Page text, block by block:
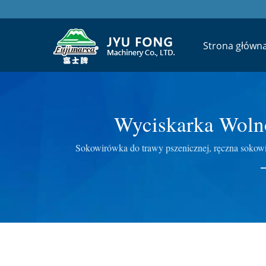
Strona
Wyciskarka
Doświadczenia W
Sokowirówka do trawy pszenicznej, ręczna
wykorzystujemy doskonałą technologię w